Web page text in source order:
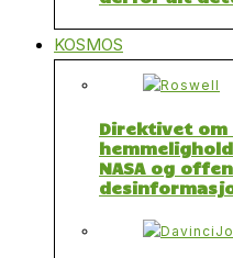
KOSMOS
Direktivet om
NASA og